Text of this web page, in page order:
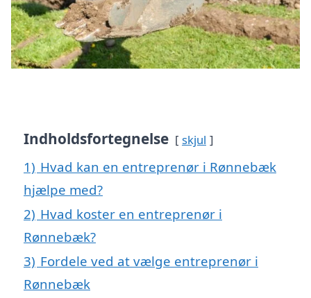
Indholdsfortegnelse skjul
1) Hvad kan en entreprenør i Rønnebæk
hjælpe med?
2) Hvad koster en entreprenør i
Rønnebæk?
3) Fordele ved at vælge entreprenør i
Rønnebæk